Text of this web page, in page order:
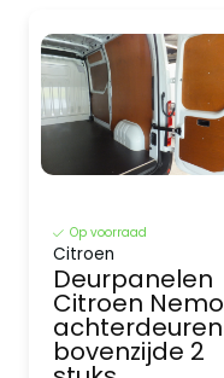
Op voorraad
Citroen
Deurpanelen
Citroen Nemo
achterdeuren
bovenzijde 2